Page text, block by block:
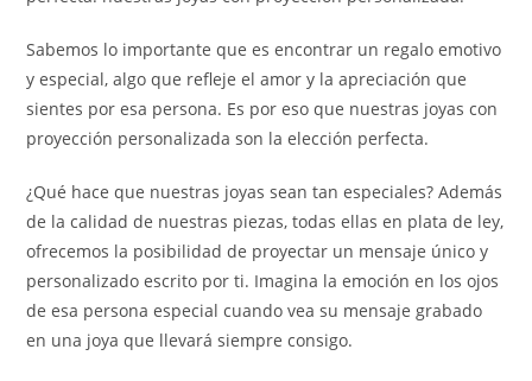
Sabemos lo importante que es encontrar un regalo emotivo
y especial, algo que refleje el amor y la apreciación que
sientes por esa persona. Es por eso que nuestras joyas con
proyección personalizada son la elección perfecta.
¿Qué hace que nuestras joyas sean tan especiales? Además
de la calidad de nuestras piezas, todas ellas en plata de ley,
ofrecemos la posibilidad de proyectar un mensaje único y
personalizado escrito por ti. Imagina la emoción en los ojos
de esa persona especial cuando vea su mensaje grabado
en una joya que llevará siempre consigo.